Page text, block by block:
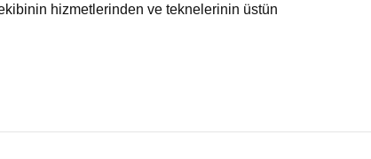
hizmetlerinden ve teknelerinin üstün